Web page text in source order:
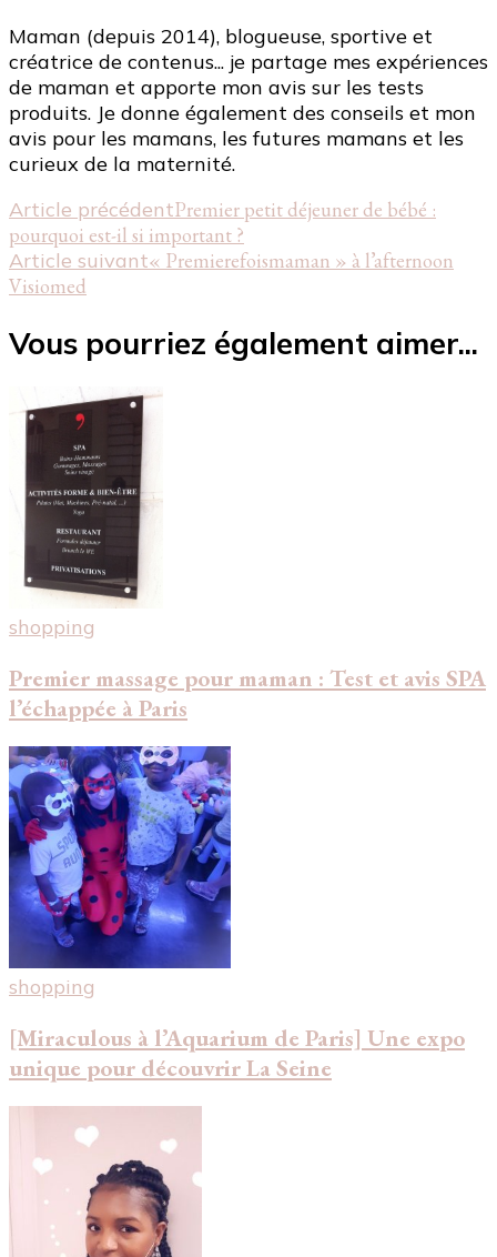
Maman (depuis 2014), blogueuse, sportive et
créatrice de contenus... je partage mes expériences
de maman et apporte mon avis sur les tests
produits. Je donne également des conseils et mon
avis pour les mamans, les futures mamans et les
curieux de la maternité.
Navigation
d'article
Article précédentPremier petit déjeuner de bébé :
pourquoi est-il si important ?
Article suivant« Premierefoismaman » à l’afternoon
Visiomed
Vous pourriez également aimer...
shopping
Premier massage pour maman : Test et avis SPA
l’échappée à Paris
shopping
[Miraculous à l’Aquarium de Paris] Une expo
unique pour découvrir La Seine